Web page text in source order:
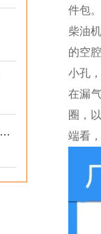
如何提高手台式柴油机动消防泵的性能？
件包。
柴油
的空
小孔
在漏
圈，
端看